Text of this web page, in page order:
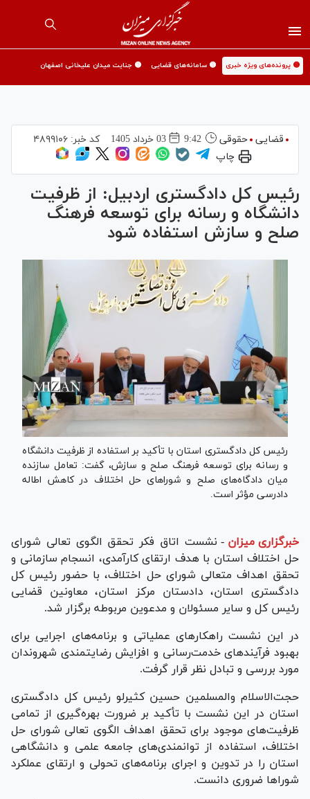
🟡 پرونده‌های ویژه خبری 🟡 سامانه‌های قضایی 🟡 جنایت میدان علیخانی اصفهان
قضایی حقوقی 9:42 03 خرداد 1405 کد خبر:۴۸۹۹۱۰۶
چاپ
رئیس کل دادگستری اردبیل: از ظرفیت
دانشگاه و رسانه برای توسعه فرهنگ
صلح و سازش استفاده شود
رئیس کل دادگستری استان با تأکید بر استفاده از ظرفیت دانشگاه
و رسانه برای توسعه فرهنگ صلح و سازش، گفت: تعامل سازنده
میان دادگاه‌های صلح و شوراهای حل اختلاف در کاهش اطاله
دادرسی مؤثر است.
خبرگزاری میزان - نشست اتاق فکر تحقق الگوی تعالی شورای
حل اختلاف استان با هدف ارتقای کارآمدی، انسجام سازمانی و
تحقق اهداف متعالی شورای حل اختلاف، با حضور رئیس کل
دادگستری استان، دادستان مرکز استان، معاونین قضایی
رئیس کل و سایر مسئولان و مدعوین مربوطه برگزار شد.
در این نشست راهکار‌های عملیاتی و برنامه‌های اجرایی برای
بهبود فرآیند‌های خدمت‌رسانی و افزایش رضایتمندی شهروندان
مورد بررسی و تبادل نظر قرار گرفت.
حجت‌الاسلام والمسلمین حسین کثیرلو رئیس کل دادگستری
استان در این نشست با تأکید بر ضرورت بهره‌گیری از تمامی
ظرفیت‌های موجود برای تحقق اهداف الگوی تعالی شورای حل
اختلاف، استفاده از توانمندی‌های جامعه علمی و دانشگاهی
استان را در تدوین و اجرای برنامه‌های تحولی و ارتقای عملکرد
شورا‌ها ضروری دانست.